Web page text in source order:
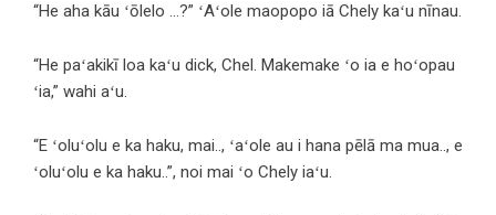
“He aha kāu ʻōlelo …?” ʻAʻole maopopo iā Chely kaʻu nīnau.
“He paʻakikī loa kaʻu dick, Chel. Makemake ʻo ia e hoʻopau
ʻia,” wahi aʻu.
“E ʻoluʻolu e ka haku, mai.., ʻaʻole au i hana pēlā ma mua.., e
ʻoluʻolu e ka haku..”, noi mai ʻo Chely iaʻu.